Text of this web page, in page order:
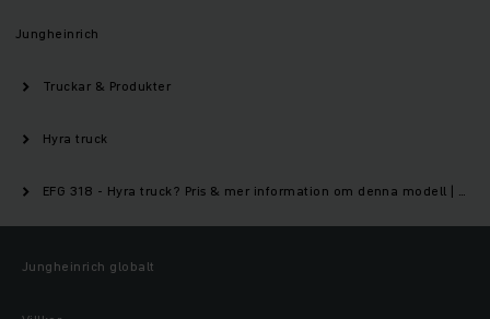
Jungheinrich
Truckar & Produkter
Hyra truck
EFG 318 - Hyra truck? Pris & mer information om denna modell | Jungheinrich
Jungheinrich globalt